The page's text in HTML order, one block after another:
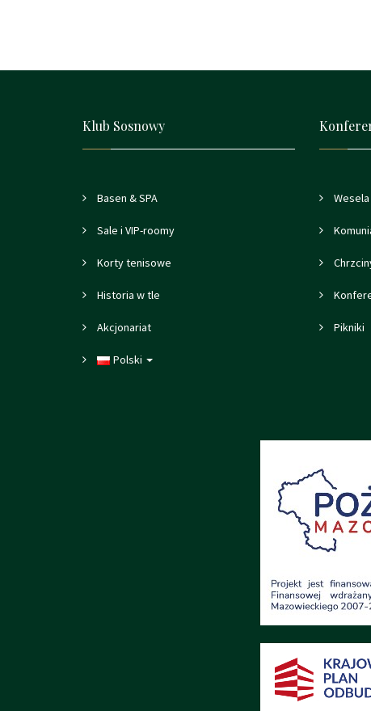
Klub Sosnowy
Basen & SPA
Sale i VIP-roomy
Korty tenisowe
Historia w tle
Akcjonariat
Polski
Wesela
Pikniki